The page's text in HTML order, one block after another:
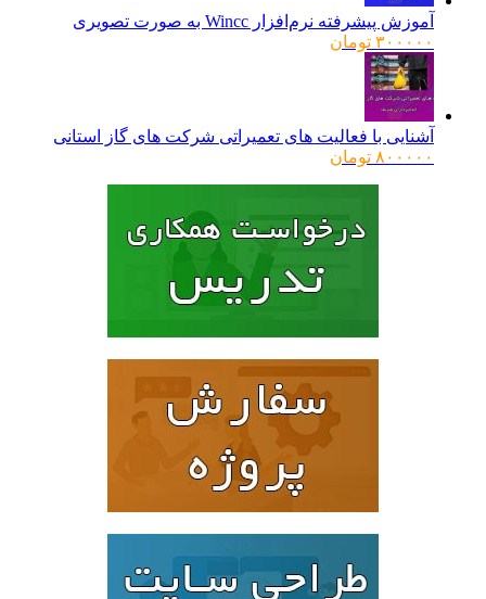
آموزش پیشرفته نرم‌افزار Wincc به صورت تصویری
۳۰۰۰۰۰ تومان
آشنایی با فعالیت های تعمیراتی شرکت های گاز استانی
۸۰۰۰۰۰ تومان